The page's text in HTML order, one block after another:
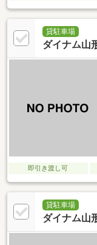
貸駐車場
ダイナム山
即引き渡し可
貸駐車場
ダイナム山